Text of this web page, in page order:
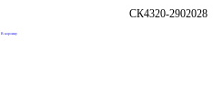
СК4320-2902028
В корзину